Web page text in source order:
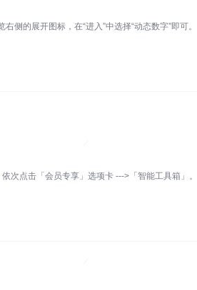
侧的展开图标，在“进入”中选择“动态数字”即可。
次点击「会员专享」选项卡 --->「智能工具箱」